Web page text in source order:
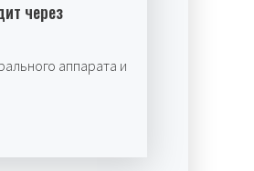
через
аппарата и